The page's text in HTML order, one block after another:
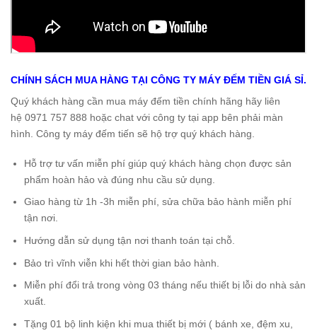
CHÍNH SÁCH MUA HÀNG TẠI CÔNG TY MÁY ĐẾM TIỀN GIÁ SỈ.
Quý khách hàng cần mua máy đếm tiền chính hãng hãy liên
hệ 0971 757 888 hoặc chat với công ty tại app bên phải màn
hình. Công ty máy đếm tiến sẽ hộ trợ quý khách hàng.
Hỗ trợ tư vấn miễn phí giúp quý khách hàng chọn được sản
phẩm hoàn hảo và đúng nhu cầu sử dụng.
Giao hàng từ 1h -3h miễn phí, sửa chữa bảo hành miễn phí
tận nơi.
Hướng dẫn sử dụng tận nơi thanh toán tại chỗ.
Bảo trì vĩnh viễn khi hết thời gian bảo hành.
Miễn phí đổi trả trong vòng 03 tháng nếu thiết bị lỗi do nhà sản
xuất.
Tặng 01 bộ linh kiện khi mua thiết bị mới ( bánh xe, đệm xu,